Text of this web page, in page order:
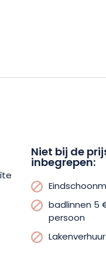
mountainbikeroutes
Niet bij de
inbegrepen:
badlinnen 5
persoon